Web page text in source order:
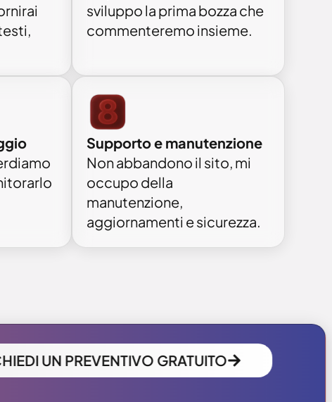
sviluppo la prima bozza che
commenteremo insieme.
Supporto e manutenzione
Non abbandono il sito, mi
occupo della
manutenzione,
aggiornamenti e sicurezza.
UN PREVENTIVO GRATUITO